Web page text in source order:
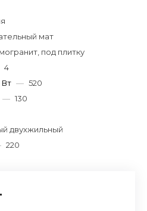
мат
под плитку
4
— 520
— 130
двухжильный
220